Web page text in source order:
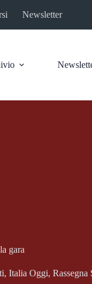
Newsletter
gara
, Italia Oggi, Rassegna